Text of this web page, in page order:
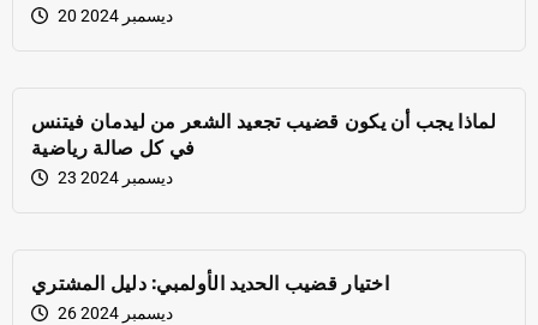
20 ديسمبر 2024
لماذا يجب أن يكون قضيب تجعيد الشعر من ليدمان فيتنس
في كل صالة رياضية
23 ديسمبر 2024
اختيار قضيب الحديد الأولمبي: دليل المشتري
26 ديسمبر 2024